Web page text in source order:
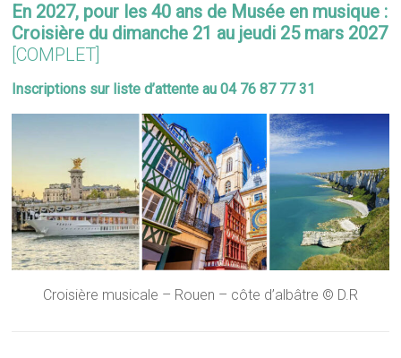
En 2027, pour les 40 ans de Musée en musique :
Croisière du dimanche 21 au jeudi 25 mars 2027
[COMPLET]
Inscriptions sur liste d’attente au 04 76 87 77 31
Croisière musicale – Rouen – côte d’albâtre © D.R